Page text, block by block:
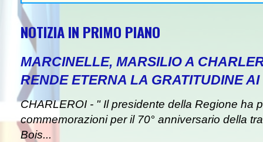
NOTIZIA IN PRIMO PIANO
MARCINELLE, MARSILIO A
RENDE ETERNA LA GRATITUDINE
CHARLEROI - " Il presidente della Regione ha
commemorazioni per il 70° anniversario della
Bois...